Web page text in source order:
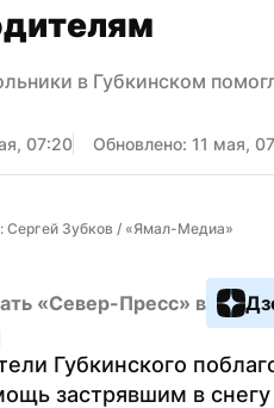
в Губкинском
07:20 Обновлено: 11 мая,
Сергей Зубков / «Ямал-Медиа»
«Север-Пресс» в
Губкинского
застрявшим в